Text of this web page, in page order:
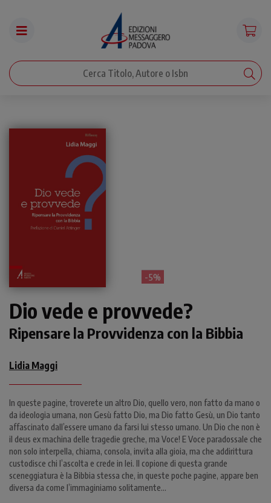
- 5%
Dio vede e provvede?
Ripensare la Provvidenza con la Bibbia
Lidia Maggi
In queste pagine, troverete un altro Dio, quello vero, non fatto da mano o
da ideologia umana, non Gesù fatto Dio, ma Dio fatto Gesù, un Dio tanto
affascinato dall’essere umano da farsi lui stesso umano. Un Dio che non è
il deus ex machina delle tragedie greche, ma Voce! E Voce paradossale che
non solo interpella, chiama, consola, invita alla gioia, ma che addirittura
custodisce chi l’ascolta e crede in lei. Il copione di questa grande
sceneggiatura è la Bibbia stessa che, in queste poche pagine, appare ben
diversa da come l’immaginiamo solitamente...